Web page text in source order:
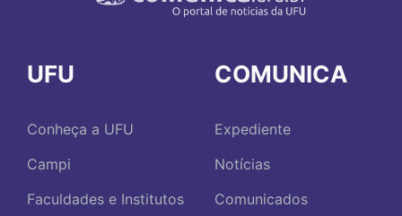
UFU
Conheça a UFU
Campi
Faculdades e Institutos
COMUNICA
Expediente
Notícias
Comunicados